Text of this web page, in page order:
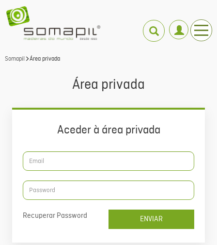
Somapil Área privada
Área privada
Aceder à área privada
Recuperar Password ENVIAR